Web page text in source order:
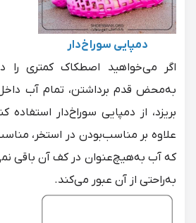
دمپایی سوراخ‌دار
اگر می‌خواهید اصطکاک کمتری را
به‌محض قدم برداشتن، تمام آب
بریزد، از دمپایی سوراخ‌دار استفاده
علاوه بر مناسب‌بودن در استخر،
که آب به‌هیچ‌عنوان در کف آن باقی
به‌راحتی از آن عبور می‌کند.